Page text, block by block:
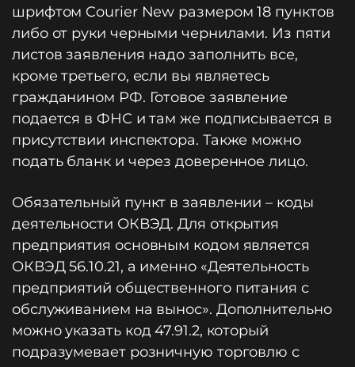
шрифтом Courier New размером 18 пунктов
либо от руки черными чернилами. Из пяти
листов заявления надо заполнить все,
кроме третьего, если вы являетесь
гражданином РФ. Готовое заявление
подается в ФНС и там же подписывается в
присутствии инспектора. Также можно
подать бланк и через доверенное лицо.
Обязательный пункт в заявлении – коды
деятельности ОКВЭД. Для открытия
предприятия основным кодом является
ОКВЭД 56.10.21, а именно «Деятельность
предприятий общественного питания с
обслуживанием на вынос». Дополнительно
можно указать код 47.91.2, который
подразумевает розничную торговлю с